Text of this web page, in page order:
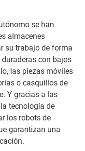
se han
almacenes
su trabajo de forma
con bajos
las piezas móviles
o casquillos de
Y gracias a las
tecnología de
los robots de
garantizan una